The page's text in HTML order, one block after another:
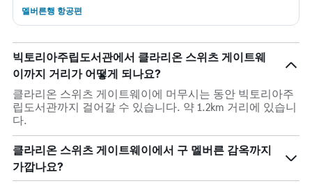
멜버른행 항공편
빅토리아주립도서관에서 클라리온 스위츠 게이트웨
이까지 거리가 어떻게 되나요?
클라리온 스위츠 게이트웨이에 머무시는 동안 빅토리아주
립도서관까지 걸어갈 수 있습니다. 약 1.2km 거리에 있습니
다.
클라리온 스위츠 게이트웨이에서 구 멜버른 감옥까지
가깝나요?